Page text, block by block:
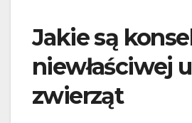
Jakie są
niewłaściwej
zwierząt